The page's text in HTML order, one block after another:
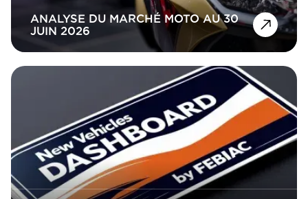
ANALYSE DU MARCHÉ MOTO AU 30
JUIN 2026